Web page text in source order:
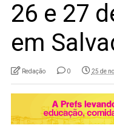
26 e 27
em
Redação 0 25 de